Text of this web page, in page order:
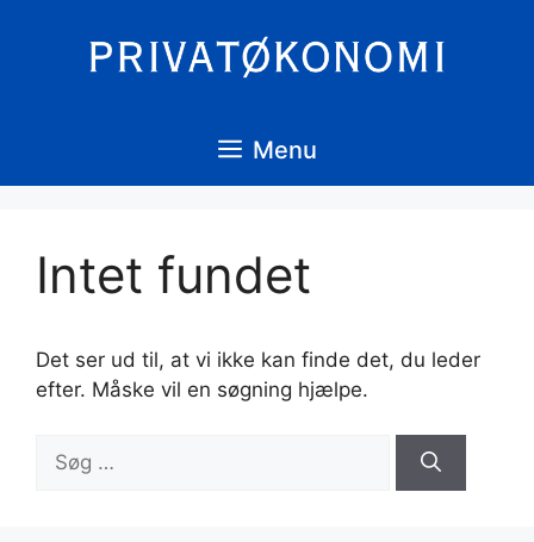
Menu
Intet fundet
Det ser ud til, at vi ikke kan finde det, du leder
efter. Måske vil en søgning hjælpe.
Søg
efter: